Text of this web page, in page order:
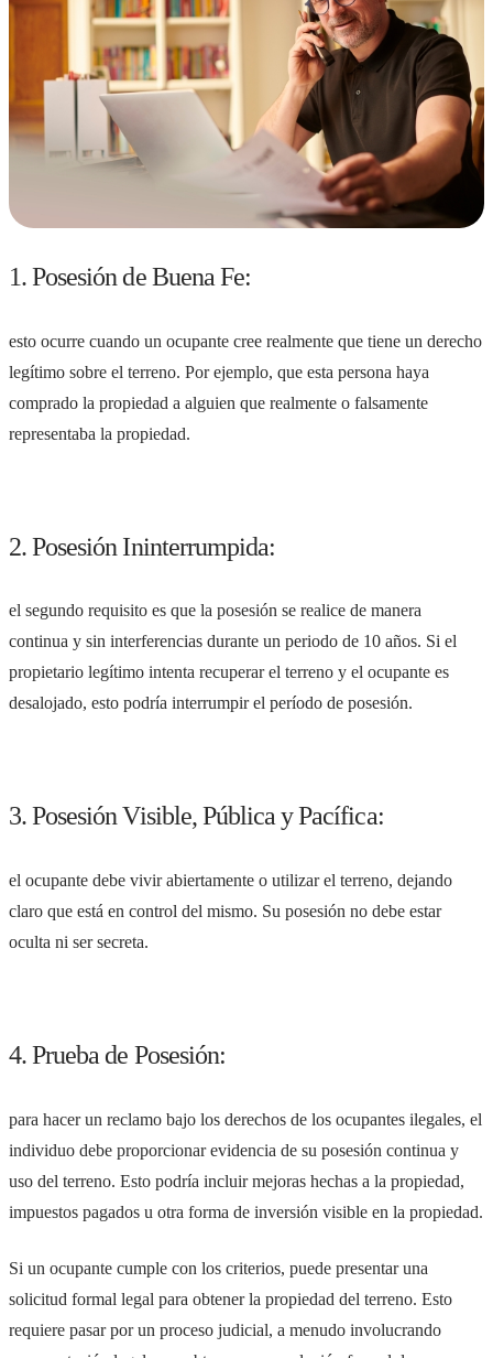
1. Posesión de Buena Fe:
esto ocurre cuando un ocupante cree realmente que tiene un derecho
legítimo sobre el terreno. Por ejemplo, que esta persona haya
comprado la propiedad a alguien que realmente o falsamente
representaba la propiedad.
2. Posesión Ininterrumpida:
el segundo requisito es que la posesión se realice de manera
continua y sin interferencias durante un periodo de 10 años. Si el
propietario legítimo intenta recuperar el terreno y el ocupante es
desalojado, esto podría interrumpir el período de posesión.
3. Posesión Visible, Pública y Pacífica:
el ocupante debe vivir abiertamente o utilizar el terreno, dejando
claro que está en control del mismo. Su posesión no debe estar
oculta ni ser secreta.
4. Prueba de Posesión:
para hacer un reclamo bajo los derechos de los ocupantes ilegales, el
individuo debe proporcionar evidencia de su posesión continua y
uso del terreno. Esto podría incluir mejoras hechas a la propiedad,
impuestos pagados u otra forma de inversión visible en la propiedad.
Si un ocupante cumple con los criterios, puede presentar una
solicitud formal legal para obtener la propiedad del terreno. Esto
requiere pasar por un proceso judicial, a menudo involucrando